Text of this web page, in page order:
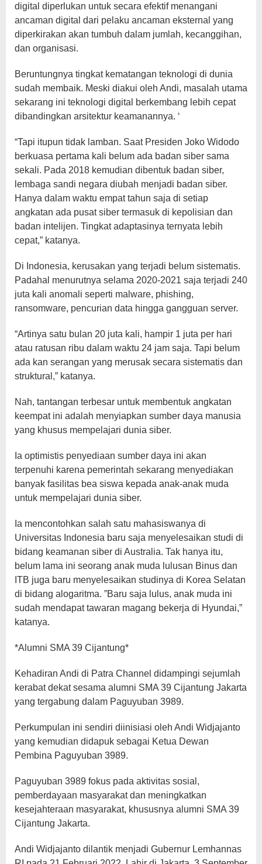
digital diperlukan untuk secara efektif menangani
ancaman digital dari pelaku ancaman eksternal yang
diperkirakan akan tumbuh dalam jumlah, kecanggihan,
dan organisasi.
Beruntungnya tingkat kematangan teknologi di dunia
sudah membaik. Meski diakui oleh Andi, masalah utama
sekarang ini teknologi digital berkembang lebih cepat
dibandingkan arsitektur keamanannya. ‘
“Tapi itupun tidak lamban. Saat Presiden Joko Widodo
berkuasa pertama kali belum ada badan siber sama
sekali. Pada 2018 kemudian dibentuk badan siber,
lembaga sandi negara diubah menjadi badan siber.
Hanya dalam waktu empat tahun saja di setiap
angkatan ada pusat siber termasuk di kepolisian dan
badan intelijen. Tingkat adaptasinya ternyata lebih
cepat,” katanya.
Di Indonesia, kerusakan yang terjadi belum sistematis.
Padahal menurutnya selama 2020-2021 saja terjadi 240
juta kali anomali seperti malware, phishing,
ransomware, pencurian data hingga gangguan server.
“Artinya satu bulan 20 juta kali, hampir 1 juta per hari
atau ratusan ribu dalam waktu 24 jam saja. Tapi belum
ada kan serangan yang merusak secara sistematis dan
struktural,” katanya.
Nah, tantangan terbesar untuk membentuk angkatan
keempat ini adalah menyiapkan sumber daya manusia
yang khusus mempelajari dunia siber.
Ia optimistis penyediaan sumber daya ini akan
terpenuhi karena pemerintah sekarang menyediakan
banyak fasilitas bea siswa kepada anak-anak muda
untuk mempelajari dunia siber.
Ia mencontohkan salah satu mahasiswanya di
Universitas Indonesia baru saja menyelesaikan studi di
bidang keamanan siber di Australia. Tak hanya itu,
belum lama ini seorang anak muda lulusan Binus dan
ITB juga baru menyelesaikan studinya di Korea Selatan
di bidang alogaritma. ”Baru saja lulus, anak muda ini
sudah mendapat tawaran magang bekerja di Hyundai,”
katanya.
*Alumni SMA 39 Cijantung*
Kehadiran Andi di Patra Channel didampingi sejumlah
kerabat dekat sesama alumni SMA 39 Cijantung Jakarta
yang tergabung dalam Paguyuban 3989.
Perkumpulan ini sendiri diinisiasi oleh Andi Widjajanto
yang kemudian didapuk sebagai Ketua Dewan
Pembina Paguyuban 3989.
Paguyuban 3989 fokus pada aktivitas sosial,
pemberdayaan masyarakat dan meningkatkan
kesejahteraan masyarakat, khususnya alumni SMA 39
Cijantung Jakarta.
Andi Widjajanto dilantik menjadi Gubernur Lemhannas